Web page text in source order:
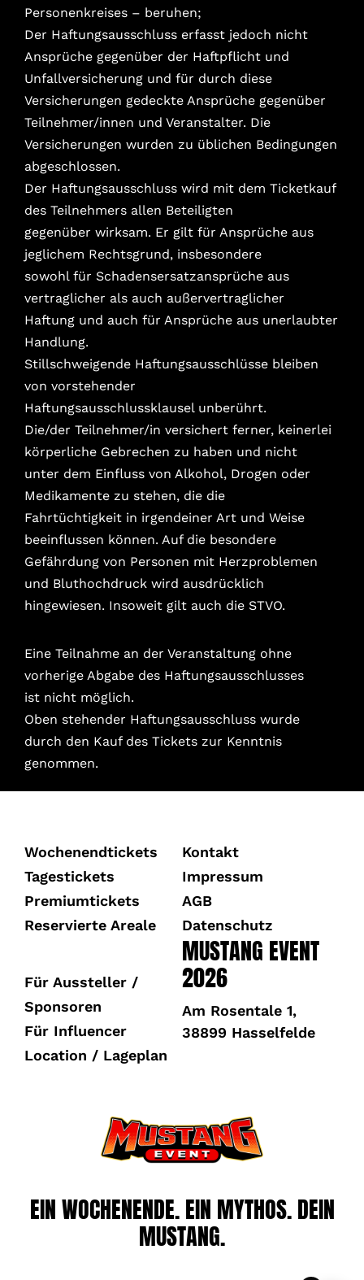
Personenkreises – beruhen;
Der Haftungsausschluss erfasst jedoch nicht
Ansprüche gegenüber der Haftpflicht und
Unfallversicherung und für durch diese
Versicherungen gedeckte Ansprüche gegenüber
Teilnehmer/innen und Veranstalter. Die
Versicherungen wurden zu üblichen Bedingungen
abgeschlossen.
Der Haftungsausschluss wird mit dem Ticketkauf
des Teilnehmers allen Beteiligten
gegenüber wirksam. Er gilt für Ansprüche aus
jeglichem Rechtsgrund, insbesondere
sowohl für Schadensersatzansprüche aus
vertraglicher als auch außervertraglicher
Haftung und auch für Ansprüche aus unerlaubter
Handlung.
Stillschweigende Haftungsausschlüsse bleiben
von vorstehender
Haftungsausschlussklausel unberührt.
Die/der Teilnehmer/in versichert ferner, keinerlei
körperliche Gebrechen zu haben und nicht
unter dem Einfluss von Alkohol, Drogen oder
Medikamente zu stehen, die die
Fahrtüchtigkeit in irgendeiner Art und Weise
beeinflussen können. Auf die besondere
Gefährdung von Personen mit Herzproblemen
und Bluthochdruck wird ausdrücklich
hingewiesen. Insoweit gilt auch die STVO.
Eine Teilnahme an der Veranstaltung ohne
vorherige Abgabe des Haftungsausschlusses
ist nicht möglich.
Oben stehender Haftungsausschluss wurde
durch den Kauf des Tickets zur Kenntnis
genommen.
Wochenendtickets
Tagestickets
Premiumtickets
Reservierte Areale
Kontakt
Impressum
AGB
Datenschutz
Für Aussteller /
Sponsoren
Für Influencer
Location / Lageplan
MUSTANG EVENT
2026
Am Rosentale 1,
38899 Hasselfelde
EIN WOCHENENDE. EIN MYTHOS. DEIN
MUSTANG.